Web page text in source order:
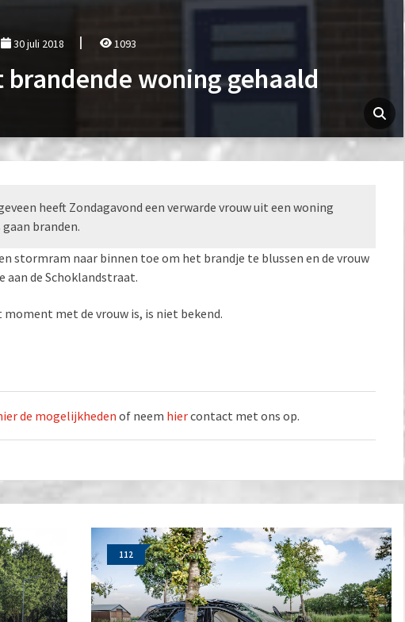
30 juli 2018 1093
woning gehaald
heeft Zondagavond een verwarde vrouw uit een woning
branden.
stormram naar binnen toe om het brandje te blussen en de vrouw
aan de Schoklandstraat.
moment met de vrouw is, is niet bekend.
de mogelijkhedenof neem hiercontact met ons op.
112